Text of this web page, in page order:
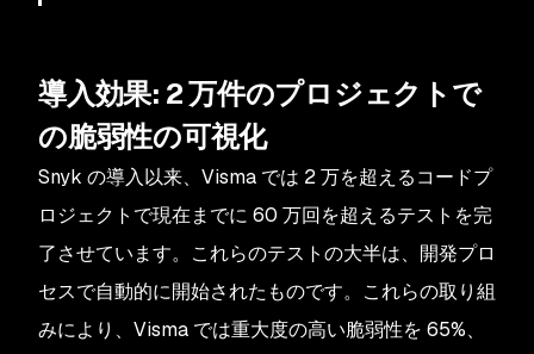
導入効果: 2 万件のプロジェクトで
の脆弱性の可視化
Snyk の導入以来、Visma では 2 万を超えるコードプ
ロジェクトで現在までに 60 万回を超えるテストを完
了させています。これらのテストの大半は、開発プロ
セスで自動的に開始されたものです。これらの取り組
みにより、Visma では重大度の高い脆弱性を 65%、